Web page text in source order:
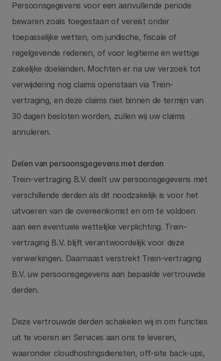
Persoonsgegevens voor een aanvullende periode
bewaren zoals toegestaan of vereist onder
toepasselijke wetten, om juridische, fiscale of
regelgevende redenen, of voor legitieme en wettige
zakelijke doeleinden. Mochten er na uw verzoek tot
verwijdering nog claims openstaan via Trein-
vertraging, en deze claims niet binnen de termijn van
30 dagen besloten worden, zullen wij uw claims
annuleren.
Delen van persoonsgegevens met derden
Trein-vertraging B.V. deelt uw persoonsgegevens met
verschillende derden als dit noodzakelijk is voor het
uitvoeren van de overeenkomst en om te voldoen
aan een eventuele wettelijke verplichting. Trein-
vertraging B.V. blijft verantwoordelijk voor deze
verwerkingen. Daarnaast verstrekt Trein-vertraging
B.V. uw persoonsgegevens aan bepaalde vertrouwde
derden.
Deze vertrouwde derden schakelen wij in om functies
uit te voeren en Services aan ons te leveren,
waaronder cloudhostingsdiensten, off-site back-ups,